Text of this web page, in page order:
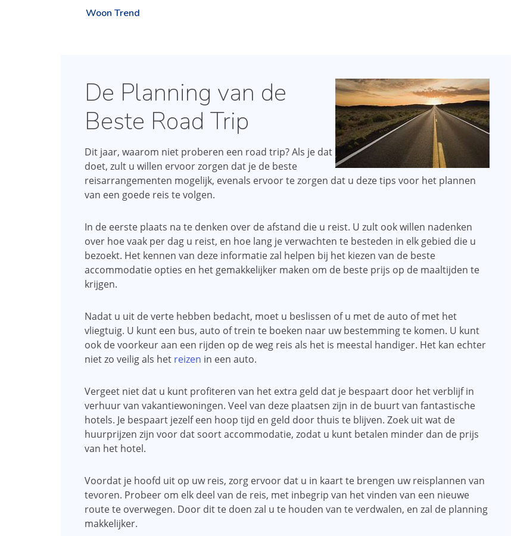
Woon Trend
De Planning van de
Beste Road Trip
Dit jaar, waarom niet proberen een road trip? Als je dat
doet, zult u willen ervoor zorgen dat je de beste
reisarrangementen mogelijk, evenals ervoor te zorgen dat u deze tips voor het plannen
van een goede reis te volgen.
In de eerste plaats na te denken over de afstand die u reist. U zult ook willen nadenken
over hoe vaak per dag u reist, en hoe lang je verwachten te besteden in elk gebied die u
bezoekt. Het kennen van deze informatie zal helpen bij het kiezen van de beste
accommodatie opties en het gemakkelijker maken om de beste prijs op de maaltijden te
krijgen.
Nadat u uit de verte hebben bedacht, moet u beslissen of u met de auto of met het
vliegtuig. U kunt een bus, auto of trein te boeken naar uw bestemming te komen. U kunt
ook de voorkeur aan een rijden op de weg reis als het is meestal handiger. Het kan echter
niet zo veilig als het reizen in een auto.
Vergeet niet dat u kunt profiteren van het extra geld dat je bespaart door het verblijf in
verhuur van vakantiewoningen. Veel van deze plaatsen zijn in de buurt van fantastische
hotels. Je bespaart jezelf een hoop tijd en geld door thuis te blijven. Zoek uit wat de
huurprijzen zijn voor dat soort accommodatie, zodat u kunt betalen minder dan de prijs
van het hotel.
Voordat je hoofd uit op uw reis, zorg ervoor dat u in kaart te brengen uw reisplannen van
tevoren. Probeer om elk deel van de reis, met inbegrip van het vinden van een nieuwe
route te overwegen. Door dit te doen zal u te houden van te verdwalen, en zal de planning
makkelijker.